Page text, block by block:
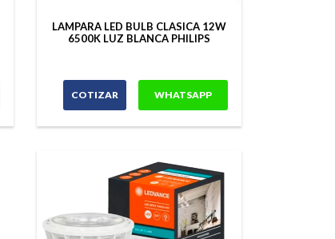
LAMPARA LED BULB CLASICA 12W
6500K LUZ BLANCA PHILIPS
COTIZAR WHATSAPP